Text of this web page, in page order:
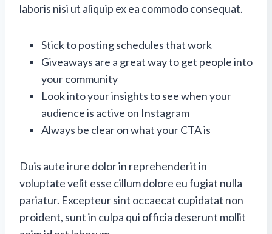
laboris nisi ut aliquip ex ea commodo consequat.
Stick to posting schedules that work
Giveaways are a great way to get people into
your community
Look into your insights to see when your
audience is active on Instagram
Always be clear on what your CTA is
Duis aute irure dolor in reprehenderit in
voluptate velit esse cillum dolore eu fugiat nulla
pariatur. Excepteur sint occaecat cupidatat non
proident, sunt in culpa qui officia deserunt mollit